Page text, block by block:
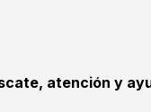
atención y